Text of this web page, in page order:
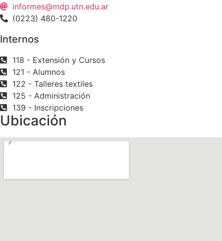
informes@mdp.utn.edu.ar
(0223) 480-1220
Internos
118 - Extensión y Cursos
121 - Alumnos
122 - Talleres textiles
125 - Administración
139 - Inscripciones
Ubicación